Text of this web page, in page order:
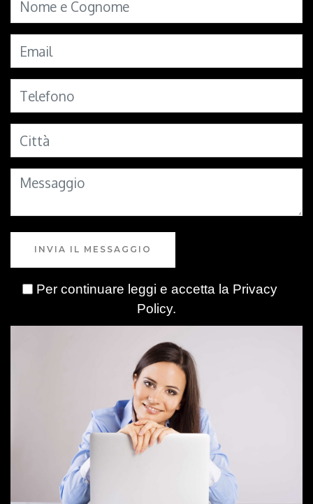
INVIA IL MESSAGGIO
Per continuare leggi e accetta la Privacy
Policy.